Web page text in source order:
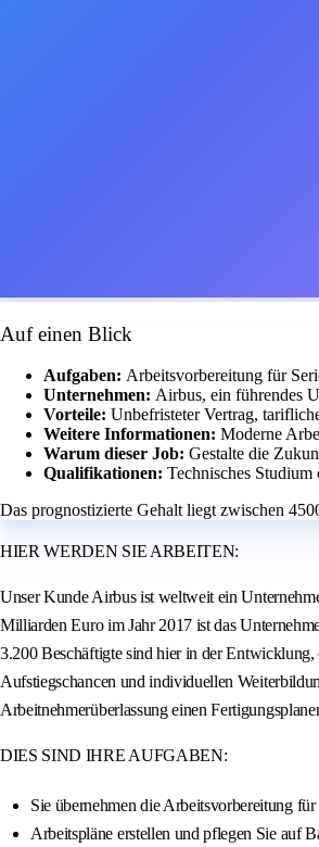
Auf einen Blick
Aufgaben: Arbeitsvorbereitung für
Unternehmen: Airbus, ein führendes
Vorteile: Unbefristeter Vertrag,
Weitere Informationen: Moderne
Warum dieser Job: Gestalte die
Qualifikationen: Technisches
Das prognostizierte Gehalt liegt zwischen
HIER WERDEN SIE ARBEITEN:
Unser Kunde Airbus ist weltweit ein
Milliarden Euro im Jahr 2017 ist das
3.200 Beschäftigte sind hier in der
Aufstiegschancen und individuellen
Arbeitnehmerüberlassung einen
DIES SIND IHRE AUFGABEN:
Sie übernehmen die Arbeitsvorbereitung
Arbeitspläne erstellen und pflegen Sie auf